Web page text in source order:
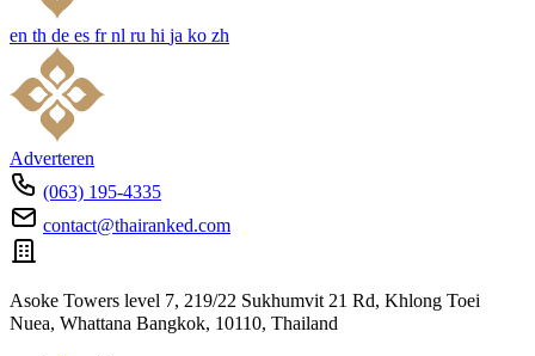
en th de es fr nl ru hi ja ko zh
Adverteren
(063) 195-4335
contact@thairanked.com
Asoke Towers level 7, 219/22 Sukhumvit 21 Rd, Khlong Toei
Nuea, Whattana Bangkok, 10110, Thailand